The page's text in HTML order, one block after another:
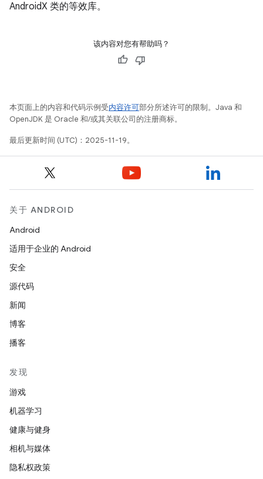
AndroidX 类的等效库。
该内容对您有帮助吗？
本页面上的内容和代码示例受内容许可部分所述许可的限制。Java 和
OpenJDK 是 Oracle 和/或其关联公司的注册商标。
最后更新时间 (UTC)：2025-11-19。
关于 ANDROID
Android
适用于企业的 Android
安全
源代码
新闻
博客
播客
发现
游戏
机器学习
健康与健身
相机与媒体
隐私权政策